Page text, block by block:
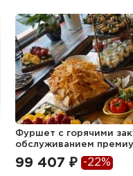
Фуршет с горячими
обслуживанием
99 407 ₽ -22%